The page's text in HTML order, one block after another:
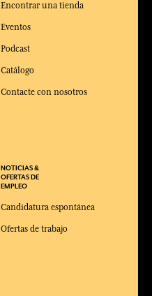
Encontrar una tienda
Eventos
Podcast
Catálogo
Contacte con nosotros
NOTICIAS &
OFERTAS DE
EMPLEO
Candidatura espontánea
Ofertas de trabajo